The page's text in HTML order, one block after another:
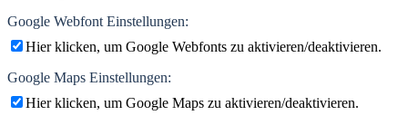
Google Webfont Einstellungen:
Hier klicken, um Google Webfonts zu aktivieren/deaktivieren.
Google Maps Einstellungen:
Hier klicken, um Google Maps zu aktivieren/deaktivieren.